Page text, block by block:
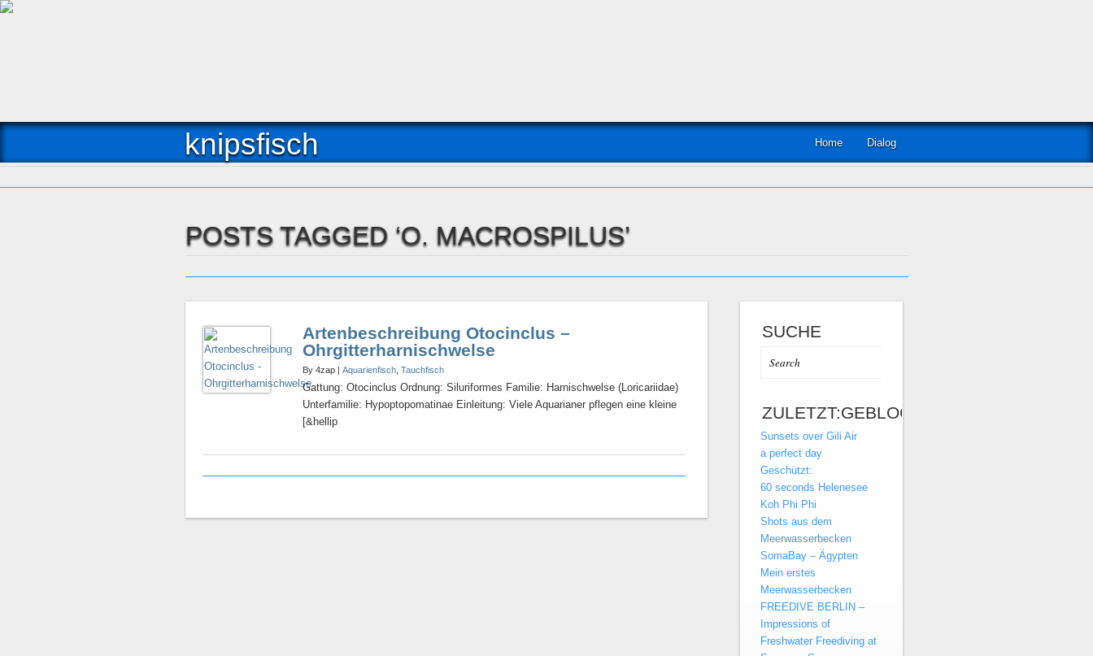
knipsfisch Home Dialog
POSTS TAGGED ‘O. MACROSPILUS’
Artenbeschreibung Otocinclus –
Ohrgitterharnischwelse
By 4zap | Aquarienfisch Tauchfisch
Gattung: Otocinclus Ordnung: Siluriformes Familie: Harnischwelse (Loricariidae)
Unterfamilie: Hypoptopomatinae Einleitung: Viele Aquarianer pflegen eine kleine
[&hellip
SUCHE
ZULETZT:GEBLOGT…
Sunsets over Gili Air
a perfect day
Geschützt:
60 seconds Helenesee
Koh Phi Phi
Shots aus dem
Meerwasserbecken
SomaBay – Ägypten
Mein erstes
Meerwasserbecken
FREEDIVE BERLIN –
Impressions of
Freshwater Freediving at